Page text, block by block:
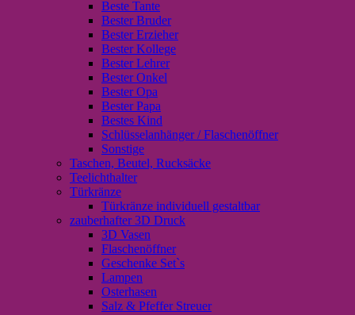
Beste Tante
Bester Bruder
Bester Erzieher
Bester Kollege
Bester Lehrer
Bester Onkel
Bester Opa
Bester Papa
Bestes Kind
Schlüsselanhänger / Flaschenöffner
Sonstige
Taschen, Beutel, Rucksäcke
Teelichthalter
Türkränze
Türkränze individuell gestaltbar
zauberhafter 3D Druck
3D Vasen
Flaschenöffner
Geschenke Set`s
Lampen
Osterhasen
Salz & Pfeffer Streuer